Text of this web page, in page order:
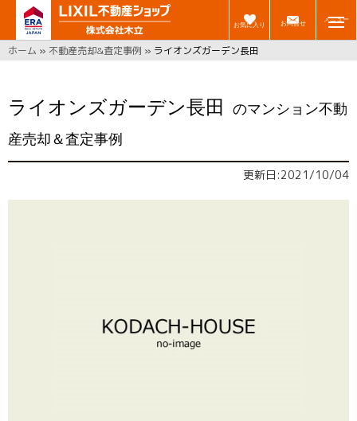
お気に入り お問合せ
メニュー
ホーム » 不動産売却&査定事例 » ライオンズガーデン長田
ライオンズガーデン長田
のマンション不動
産売却＆査定事例
更新日:2021/10/04